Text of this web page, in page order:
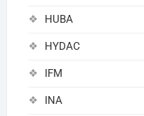
HUBA
HYDAC
IFM
INA